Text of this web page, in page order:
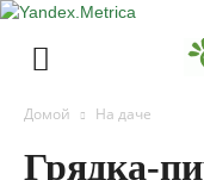
Домой На даче
Грядка-